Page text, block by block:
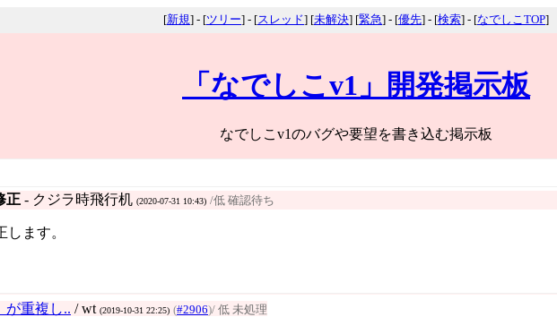
[新規] - [ツリー] - [スレッド] [未解決] [緊急] - [優先] - [検索] - [なでしこTOP]
「なでしこv1」開発掲示板
なでしこv1のバグや要望を書き込む掲示板
正 - クジラ時飛行机 (2020-07-31 10:43) /低 確認待ち
します。
が重複し.. / wt (2019-10-31 22:25) (#2906)/ 低 未処理